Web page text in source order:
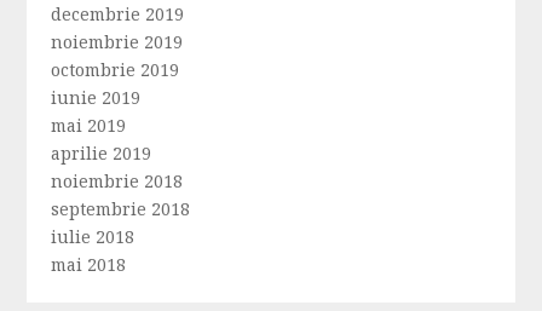
decembrie 2019
noiembrie 2019
octombrie 2019
iunie 2019
mai 2019
aprilie 2019
noiembrie 2018
septembrie 2018
iulie 2018
mai 2018